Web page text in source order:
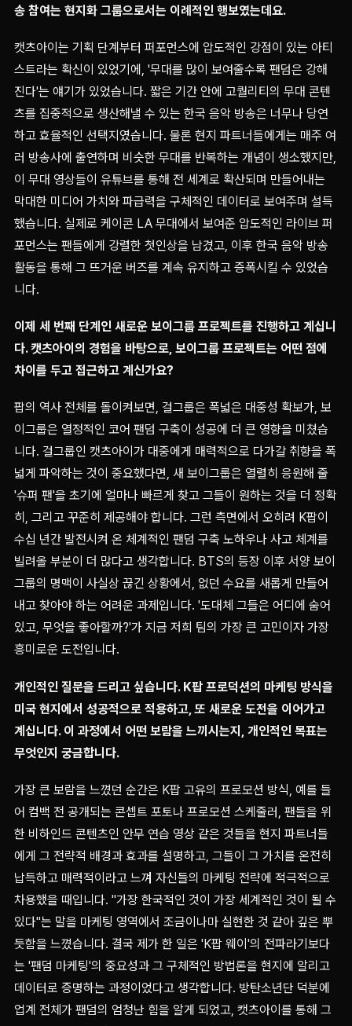
송 참여는 현지화 그룹으로서는 이례적인 행보였는데요.
캣츠아이는 기획 단계부터 퍼포먼스에 압도적인 강점이 있는 아티
스트라는 확신이 있었기에, '무대를 많이 보여줄수록 팬덤은 강해
진다'는 얘기가 있었습니다. 짧은 기간 안에 고퀄리티의 무대 콘텐
츠를 집중적으로 생산해낼 수 있는 한국 음악 방송은 너무나 당연
하고 효율적인 선택지였습니다. 물론 현지 파트너들에게는 매주 여
러 방송사에 출연하며 비슷한 무대를 반복하는 개념이 생소했지만,
이 무대 영상들이 유튜브를 통해 전 세계로 확산되며 만들어내는
막대한 미디어 가치와 파급력을 구체적인 데이터로 보여주며 설득
했습니다. 실제로 케이콘 LA 무대에서 보여준 압도적인 라이브 퍼
포먼스는 팬들에게 강렬한 첫인상을 남겼고, 이후 한국 음악 방송
활동을 통해 그 뜨거운 버즈를 계속 유지하고 증폭시킬 수 있었습
니다.
이제 세 번째 단계인 새로운 보이그룹 프로젝트를 진행하고 계십니
다. 캣츠아이의 경험을 바탕으로, 보이그룹 프로젝트는 어떤 점에
차이를 두고 접근하고 계신가요?
팝의 역사 전체를 돌이켜보면, 걸그룹은 폭넓은 대중성 확보가, 보
이그룹은 열정적인 코어 팬덤 구축이 성공에 더 큰 영향을 미쳤습
니다. 걸그룹인 캣츠아이가 대중에게 매력적으로 다가갈 취향을 폭
넓게 파악하는 것이 중요했다면, 새 보이그룹은 열렬히 응원해 줄
'슈퍼 팬'을 초기에 얼마나 빠르게 찾고 그들이 원하는 것을 더 정확
히, 그리고 꾸준히 제공해야 합니다. 그런 측면에서 오히려 K팝이
수십 년간 발전시켜 온 체계적인 팬덤 구축 노하우나 사고 체계를
빌려올 부분이 더 많다고 생각합니다. BTS의 등장 이후 서양 보이
그룹의 명맥이 사실상 끊긴 상황에서, 없던 수요를 새롭게 만들어
내고 찾아야 하는 어려운 과제입니다. '도대체 그들은 어디에 숨어
있고, 무엇을 좋아할까?'가 지금 저희 팀의 가장 큰 고민이자 가장
흥미로운 도전입니다.
개인적인 질문을 드리고 싶습니다. K팝 프로덕션의 마케팅 방식을
미국 현지에서 성공적으로 적용하고, 또 새로운 도전을 이어가고
계십니다. 이 과정에서 어떤 보람을 느끼시는지, 개인적인 목표는
무엇인지 궁금합니다.
가장 큰 보람을 느꼈던 순간은 K팝 고유의 프로모션 방식, 예를 들
어 컴백 전 공개되는 콘셉트 포토나 프로모션 스케줄러, 팬들을 위
한 비하인드 콘텐츠인 안무 연습 영상 같은 것들을 현지 파트너들
에게 그 전략적 배경과 효과를 설명하고, 그들이 그 가치를 온전히
납득하고 매력적이라고 느껴 자신들의 마케팅 전략에 적극적으로
차용했을 때입니다. "가장 한국적인 것이 가장 세계적인 것이 될 수
있다"는 말을 마케팅 영역에서 조금이나마 실현한 것 같아 깊은 뿌
듯함을 느꼈습니다. 결국 제가 한 일은 'K팝 웨이'의 전파라기보다
는 '팬덤 마케팅'의 중요성과 그 구체적인 방법론을 현지에 알리고
데이터로 증명하는 과정이었다고 생각합니다. 방탄소년단 덕분에
업계 전체가 팬덤의 엄청난 힘을 알게 되었고, 캣츠아이를 통해 그